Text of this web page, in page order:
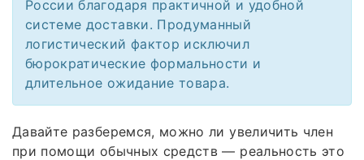
России благодаря практичной и удобной
системе доставки. Продуманный
логистический фактор исключил
бюрократические формальности и
длительное ожидание товара.
Давайте разберемся, можно ли увеличить член
при помощи обычных средств — реальность это